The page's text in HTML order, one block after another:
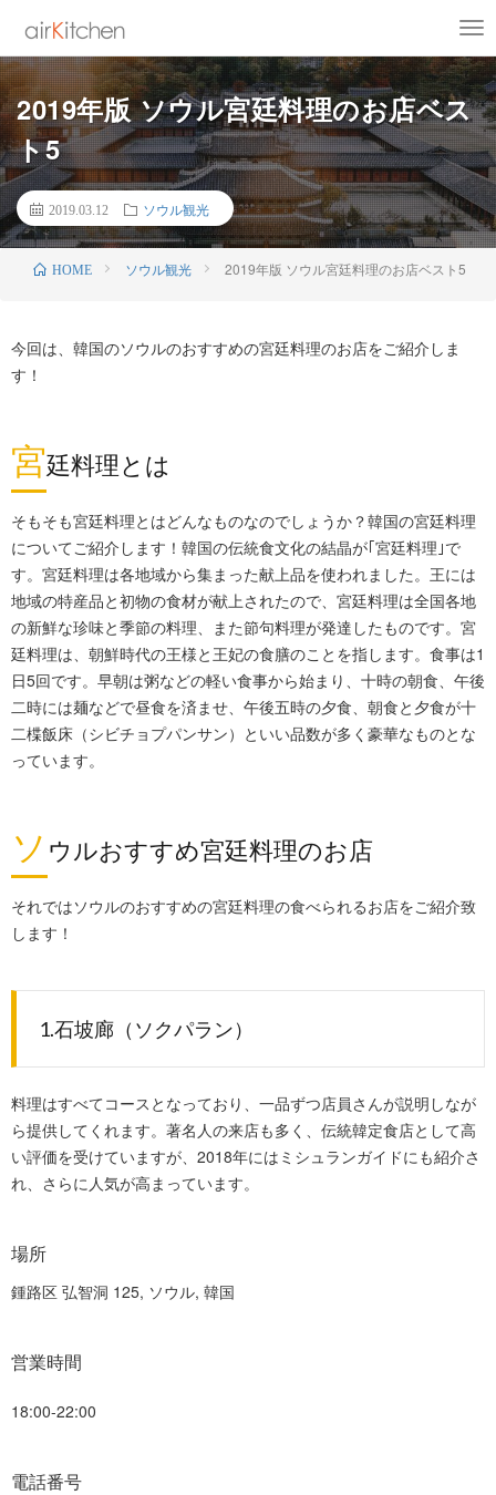
2019年版 ソウル宮廷料理のお店ベス
ト5
2019.03.12 ソウル観光
HOME ソウル観光 2019年版 ソウル宮廷料理のお店ベスト5
今回は、韓国のソウルのおすすめの宮廷料理のお店をご紹介しま
す！
宮廷料理とは
そもそも宮廷料理とはどんなものなのでしょうか？韓国の宮廷料理
についてご紹介します！韓国の伝統食文化の結晶が｢宮廷料理｣で
す。宮廷料理は各地域から集まった献上品を使われました。王には
地域の特産品と初物の食材が献上されたので、宮廷料理は全国各地
の新鮮な珍味と季節の料理、また節句料理が発達したものです。宮
廷料理は、朝鮮時代の王様と王妃の食膳のことを指します。食事は1
日5回です。早朝は粥などの軽い食事から始まり、十時の朝食、午後
二時には麺などで昼食を済ませ、午後五時の夕食、朝食と夕食が十
二楪飯床（シビチョプパンサン）といい品数が多く豪華なものとな
っています。
ソ ウルおすすめ宮廷料理のお店
それではソウルのおすすめの宮廷料理の食べられるお店をご紹介致
します！
1.石坡廊（ソクパラン）
料理はすべてコースとなっており、一品ずつ店員さんが説明しなが
ら提供してくれます。著名人の来店も多く、伝統韓定食店として高
い評価を受けていますが、2018年にはミシュランガイドにも紹介さ
れ、さらに人気が高まっています。
場所
鍾路区 弘智洞 125, ソウル, 韓国
営業時間
18:00-22:00
電話番号